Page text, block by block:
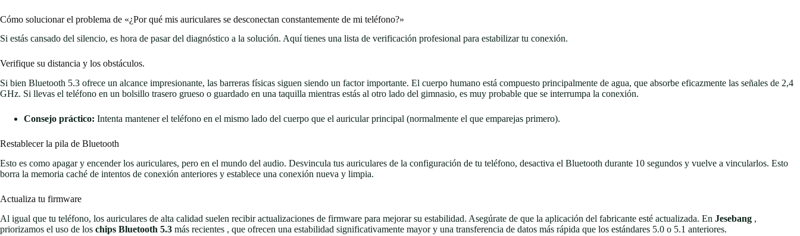
Cómo solucionar el problema de «¿Por qué mis auriculares se desconectan constantemente de mi teléfono?»
Si estás cansado del silencio, es hora de pasar del diagnóstico a la solución. Aquí tienes una lista de verificación profesional para estabilizar tu conexión.
Verifique su distancia y los obstáculos.
Si bien Bluetooth 5.3 ofrece un alcance impresionante, las barreras físicas siguen siendo un factor importante. El cuerpo humano está compuesto principalmente de agua, que absorbe eficazmente las señales de 2,4
GHz. Si llevas el teléfono en un bolsillo trasero grueso o guardado en una taquilla mientras estás al otro lado del gimnasio, es muy probable que se interrumpa la conexión.
Consejo práctico: Intenta mantener el teléfono en el mismo lado del cuerpo que el auricular principal (normalmente el que emparejas primero).
Restablecer la pila de Bluetooth
Esto es como apagar y encender los auriculares, pero en el mundo del audio. Desvincula tus auriculares de la configuración de tu teléfono, desactiva el Bluetooth durante 10 segundos y vuelve a vincularlos. Esto
borra la memoria caché de intentos de conexión anteriores y establece una conexión nueva y limpia.
Actualiza tu firmware
Al igual que tu teléfono, los auriculares de alta calidad suelen recibir actualizaciones de firmware para mejorar su estabilidad. Asegúrate de que la aplicación del fabricante esté actualizada. En Jesebang ,
priorizamos el uso de los chips Bluetooth 5.3 más recientes , que ofrecen una estabilidad significativamente mayor y una transferencia de datos más rápida que los estándares 5.0 o 5.1 anteriores.